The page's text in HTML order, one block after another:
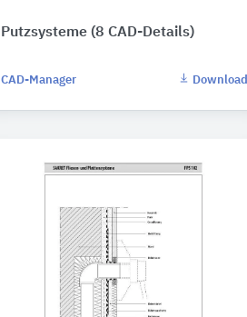
Putzsysteme (8 CAD-Details)
CAD-Manager Download